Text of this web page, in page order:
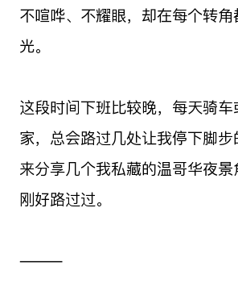
不喧哗、不耀眼，却在每个转
光。
这段时间下班比较晚，每天骑
家，总会路过几处让我停下脚
来分享几个我私藏的温哥华夜
刚好路过过。
⸻